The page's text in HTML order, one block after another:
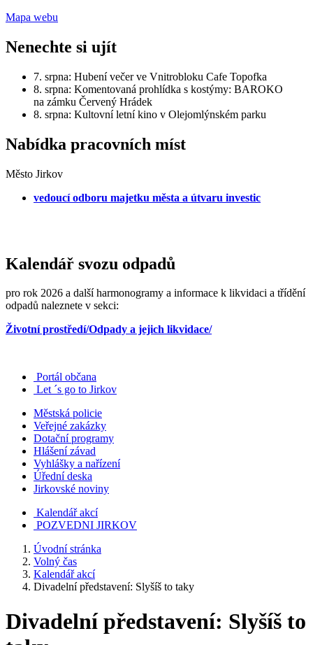
Mapa webu
Nenechte si ujít
7. srpna: Hubení večer ve Vnitrobloku Cafe Topofka
8. srpna: Komentovaná prohlídka s kostýmy: BAROKO
na zámku Červený Hrádek
8. srpna: Kultovní letní kino v Olejomlýnském parku
Nabídka pracovních míst
Město Jirkov
vedoucí odboru majetku města a útvaru investic
Kalendář svozu odpadů
pro rok 2026 a další harmonogramy a informace k likvidaci a třídění
odpadů naleznete v sekci:
Životní prostředí/Odpady a jejich likvidace/
Portál občana
Let ´s go to Jirkov
Městská policie
Veřejné zakázky
Dotační programy
Hlášení závad
Vyhlášky a nařízení
Úřední deska
Jirkovské noviny
Kalendář akcí
POZVEDNI JIRKOV
Úvodní stránka
Volný čas
Kalendář akcí
Divadelní představení: Slyšíš to taky
Divadelní představení: Slyšíš to